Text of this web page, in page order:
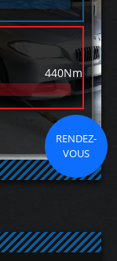
440Nm
RENDEZ-
VOUS